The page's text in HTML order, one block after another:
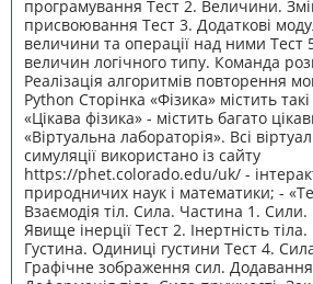
програмування Тест 2. Величини.
присвоювання Тест 3. Додаткові
величини та операції над ними
величин логічного типу. Команда
Реалізація алгоритмів повторення
Python Сторінка «Фізика» містить
«Цікава фізика» - містить багато
«Віртуальна лабораторія». Всі
симуляції використано із сайту
https://phet.colorado.edu/uk/ -
природничих наук і математики; -
Взаємодія тіл. Сила. Частина 1.
Явище інерції Тест 2. Інертність
Густина. Одиниці густини Тест 4.
Графічне зображення сил.